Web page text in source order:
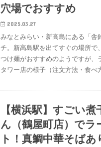
穴場でおすすめ
2025.03.27
みなとみらい・新高島にある「舎
チ。新高島駅を出てすぐの場所で
つけ麺がおすすめのようですが、
タワー店の様子（注文方法・食
【横浜駅】すごい
ん（鶴屋町店）でラ
ト！真鯛中華そばあ